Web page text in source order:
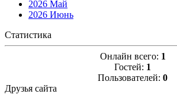
2026 Май
2026 Июнь
Статистика
Онлайн всего: 1
Гостей: 1
Пользователей: 0
Друзья сайта